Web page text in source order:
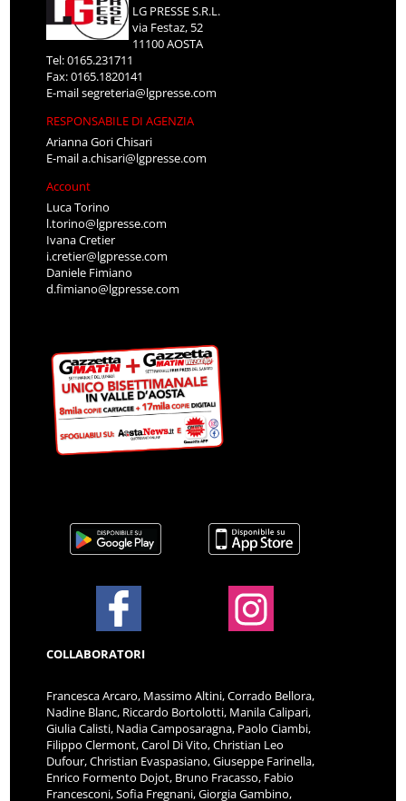
LG PRESSE S.R.L.
via Festaz, 52
11100 AOSTA
Tel: 0165.231711
Fax: 0165.1820141
E-mailsegreteria@lgpresse.com
RESPONSABILE DI AGENZIA
Arianna Gori Chisari
E-maila.chisari@lgpresse.com
Account
Luca Torino
l.torino@lgpresse.com
Ivana Cretier
i.cretier@lgpresse.com
Daniele Fimiano
d.fimiano@lgpresse.com
COLLABORATORI
Francesca Arcaro, Massimo Altini, Corrado Bellora,
Nadine Blanc, Riccardo Bortolotti, Manila Calipari,
Giulia Calisti, Nadia Camposaragna, Paolo Ciambi,
Filippo Clermont, Carol Di Vito, Christian Leo
Dufour, Christian Evaspasiano, Giuseppe Farinella,
Enrico Formento Dojot, Bruno Fracasso, Fabio
Francesconi, Sofia Fregnani, Giorgia Gambino,